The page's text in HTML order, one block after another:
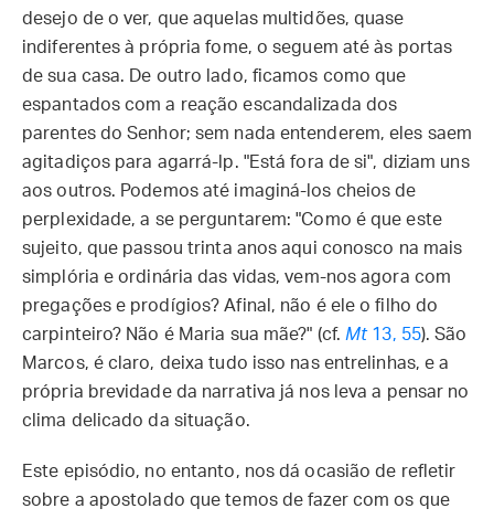
desejo de o ver, que aquelas multidões, quase
indiferentes à própria fome, o seguem até às portas
de sua casa. De outro lado, ficamos como que
espantados com a reação escandalizada dos
parentes do Senhor; sem nada entenderem, eles saem
agitadiços para agarrá-lp. "Está fora de si", diziam uns
aos outros. Podemos até imaginá-los cheios de
perplexidade, a se perguntarem: "Como é que este
sujeito, que passou trinta anos aqui conosco na mais
simplória e ordinária das vidas, vem-nos agora com
pregações e prodígios? Afinal, não é ele o filho do
carpinteiro? Não é Maria sua mãe?" (cf. Mt13, 55). São
Marcos, é claro, deixa tudo isso nas entrelinhas, e a
própria brevidade da narrativa já nos leva a pensar no
clima delicado da situação.
Este episódio, no entanto, nos dá ocasião de refletir
sobre a apostolado que temos de fazer com os que